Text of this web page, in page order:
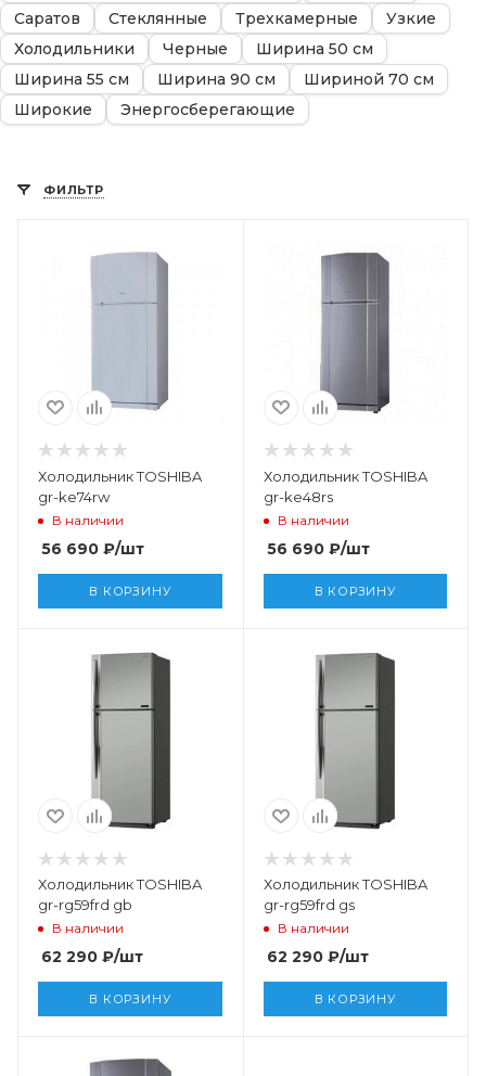
Саратов
Стеклянные Трехкамерные
Узкие
Холодильники
Черные
Ширина 50 см
Ширина 55 см
Ширина 90 см
Шириной 70 см
Широкие
Энергосберегающие
ФИЛЬТР
Холодильник TOSHIBA
gr-ke74rw
В наличии
56 690 ₽/шт
В КОРЗИНУ
Холодильник TOSHIBA
gr-ke48rs
В наличии
56 690₽/шт
В КОРЗИНУ
Холодильник TOSHIBA
gr-rg59frd gb
В наличии
62 290 ₽/шт
В КОРЗИНУ
Холодильник TOSHIBA
gr-rg59frd gs
В наличии
62 290₽/шт
В КОРЗИНУ